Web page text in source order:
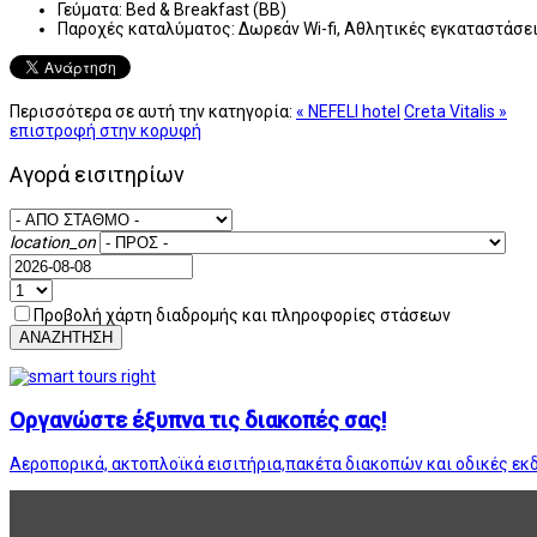
Γεύματα: Bed & Breakfast (BB)
Παροχές καταλύματος: Δωρεάν Wi-fi, Αθλητικές
Περισσότερα σε αυτή την κατηγορία: « NEFELI hotel Creta Vitalis »
επιστροφή στην κορυφή
Αγορά εισιτηρίων
location_on
Προβολή χάρτη διαδρομής και πληροφορίες στάσεων
ΑΝΑΖΗΤΗΣΗ
Οργανώστε έξυπνα τις διακοπές σας!
Αεροπορικά, ακτοπλοϊκά εισιτήρια,πακέτα διακοπών και οδικές